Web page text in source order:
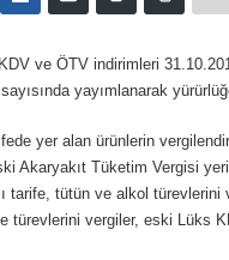
ve ÖTV indirimleri
yayımlanarak
yer alan ürünlerin
Akaryakıt Tüketim Vergisi
tarife, tütün ve alkol
türevlerini vergiler, eski Lüks